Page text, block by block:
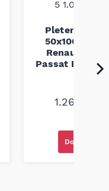
Pletenica
50x100 Audi
Renault
Passat B5
94-08
1.260,00
Dodaj u